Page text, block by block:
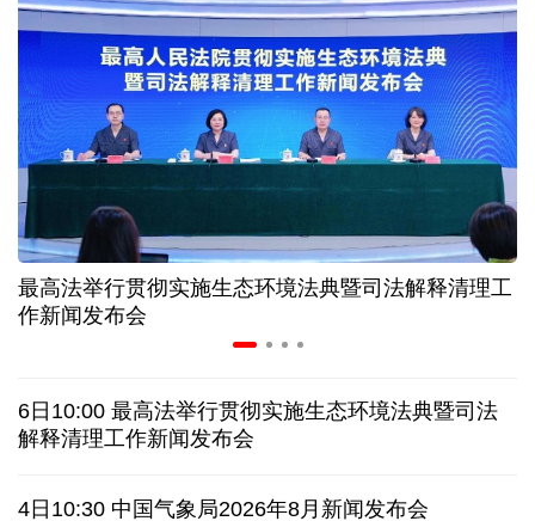
入境游火热 前7月北京离境退税各项数据均创新高
我国自阿根廷进口的牛肉已达到规定数量的50%
上半年我国黄金消费量511.412吨 同比增长1.23%
AI客服承诺不实、人工客服接入困难 中消协回应
数据有了“身份证” 我国正稳步推进数据产权登记
白宫否认特朗普与赫格塞思因弹药库存短缺发生争执
美媒称美国增派人手 在古巴加大力度开展情报活动
最高法举行贯彻实施生态环境法典暨司法解释清理工
作新闻发布会
6日10:00 最高法举行贯彻实施生态环境法典暨司法
解释清理工作新闻发布会
4日10:30 中国气象局2026年8月新闻发布会